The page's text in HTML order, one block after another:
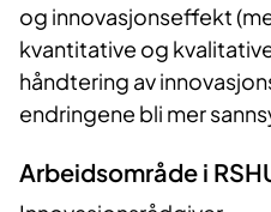
og innovasjonseffekt
kvantitative og
håndtering av
endringene bli mer
Arbeidsområde i